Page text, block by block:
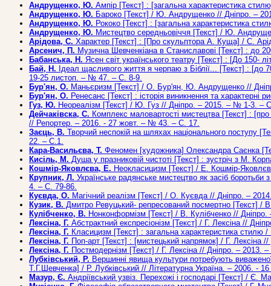
Андрущенко, Ю. Ампір [Текст] : [загальна характеристика
Андрущенко, Ю. Бароко [Текст] / Ю. Андрущенко // Дніпро. –
Андрущенко, Ю. Рококо [Текст] : [загальна характеристика
Андрущенко, Ю. Мистецтво середньовіччя [Текст] / Ю.
Арідова, С. Характер [Текст] : [Про скульптора А. Куща] / С.
Арсенич, П. Музична Шевченкіана в Станиславові [Текст] : до
Бабанська, Н. Ясен світ українського театру [Текст] : [До 150-
Бай, Н. Ідеал щасливого життя я черпаю з Біблії... [Текст] : [до
19-25 листоп. – № 47. – С. 8-9.
Бур'ян, О. Маньєризм [Текст] / О. Бур'ян, Ю. Андрущенко //
Бур'ян, О. Ренесанс [Текст] : історія виникнення та
Гуз, Ю. Неореалізм [Текст] / Ю. Гуз // Дніпро. – 2015. – № 1-3. –
Дейчаківска, С. Комплекс маловартості мистецтва [Текст] :
// Репортер. – 2016. - 27 жовт. – № 43. – С. 17.
Заєць, В. Творчий неспокій на шляхах національного поступу
22. – С.1.
Кара-Васильєва, Т. Феномен [художника] Олександра Саєнка
Кисіль, М. Душа у празниковій чистоті [Текст] : зустріч з М.
Кошмір-Яковлєва, Е. Неокласицизм [Текст] / Е. Кошмір-
Крупник, Л. Українське радянське мистецтво як засіб
4. – С. 79-86.
Куєвда, О. Магічний реалізм [Текст] / О. Куєвда // Дніпро. –
Кузик, В. Дмитро Ревуцький- репресований посмертно [Текст]
Кулібченко, В. Нонконформізм [Текст] / В. Кулібченко //
Лексіна, Г. Абстрактний експресіонізм [Текст] / Г. Лексіна //
Лексіна, Г. Класицизм [Текст] : загальна характеристика
Лексіна, Г. Поп-арт [Текст] : [мистецький напрямок] / Г.
Лексіна, Г. Постмодернізм [Текст] / Г. Лексіна // Дніпро. – 2013.
Лубківський, Р. Вершинні явища культури потребують
Т.Г.Шевченка] / Р. Лубківський // Літературна Україна. – 2006. -
Мазур, Є. Андріївський узвіз. Перехожі і господарі [Текст] /